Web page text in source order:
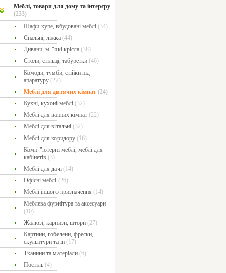
Меблі, товари для дому та інтерєру
(233)
Шафи-купе, вбудовані меблі (34)
Спальні, ліжка (44)
Дивани, м""які крісла (38)
Столи, стільці, табуретки (46)
Комоди, тумби, стійки під
апаратуру (27)
Меблі для дитячих кімнат (24)
Кухні, кухоні меблі (32)
Меблі для ванних кімнат (22)
Меблі для вітальні (32)
Меблі для коридору (16)
Комп""ютерні меблі, меблі для
кабінетів (3)
Меблі для дачі (14)
Офісні меблі (26)
Меблі іншого призначення (14)
Меблева фурнітура та аксесуари
(10)
Жалюзі, карнизи, штори (27)
Картини, гобелени, фрески,
скульптури та ін (17)
Тканини та матеріали (6)
Постіль (4)